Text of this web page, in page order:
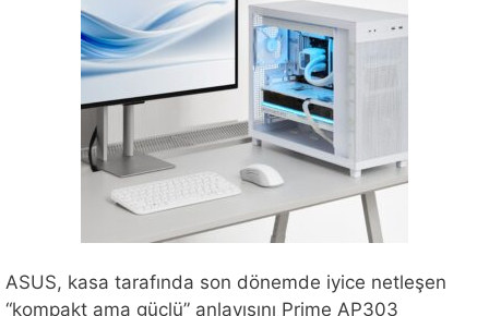
ASUS, kasa tarafında son dönemde iyice netleşen
“kompakt ama güçlü” anlayışını Prime AP303